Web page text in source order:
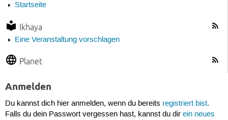
Startseite
Ikhaya
Eine Veranstaltung vorschlagen
Planet
Anmelden
Du kannst dich hier anmelden, wenn du bereits registriert bist.
Falls du dein Passwort vergessen hast, kannst du dir ein neues